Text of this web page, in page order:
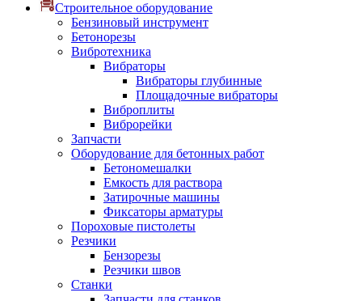
Строительное оборудование
Бензиновый инструмент
Бетонорезы
Вибротехника
Вибраторы
Вибраторы глубинные
Площадочные вибраторы
Виброплиты
Виброрейки
Запчасти
Оборудование для бетонных работ
Бетономешалки
Емкость для раствора
Затирочные машины
Фиксаторы арматуры
Пороховые пистолеты
Резчики
Бензорезы
Резчики швов
Станки